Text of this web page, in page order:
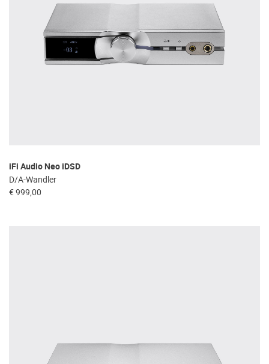
iFi Audio Neo iDSD
D/A-Wandler
€ 999,00